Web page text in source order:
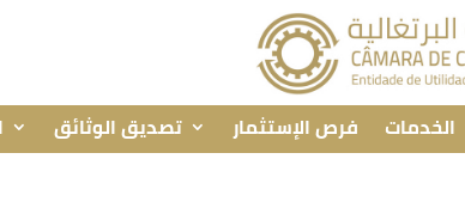
الخدمات فرص الإستثمار تصديق الوثائق